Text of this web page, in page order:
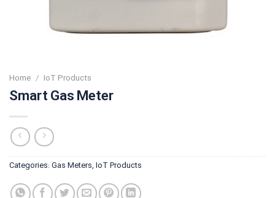
Home / IoT Products
Smart Gas Meter
Categories: Gas Meters, IoT Products